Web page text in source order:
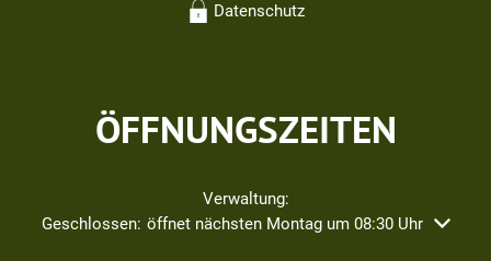
Datenschutz
ÖFFNUNGSZEITEN
Verwaltung:
Klicken, um weitere Öffnungs- oder Schließzeiten
Geschlossen: öffnet nächsten Montag um 08:30 Uhr